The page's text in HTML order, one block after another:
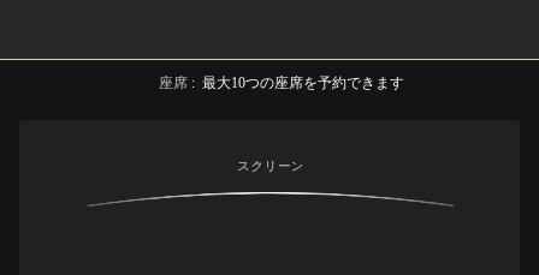
座席 : 最大10つの座席を予約できます
スクリーン